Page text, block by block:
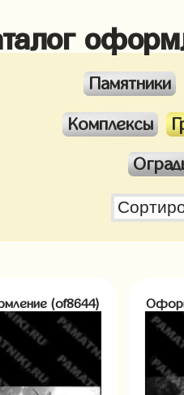
Памятники
Комплексы
(of8644)